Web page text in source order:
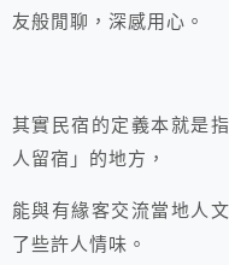
友般閒聊，深感用心。
其實民宿的定義本就是
人留宿」的地方，
能與有緣客交流當地人
了些許人情味。